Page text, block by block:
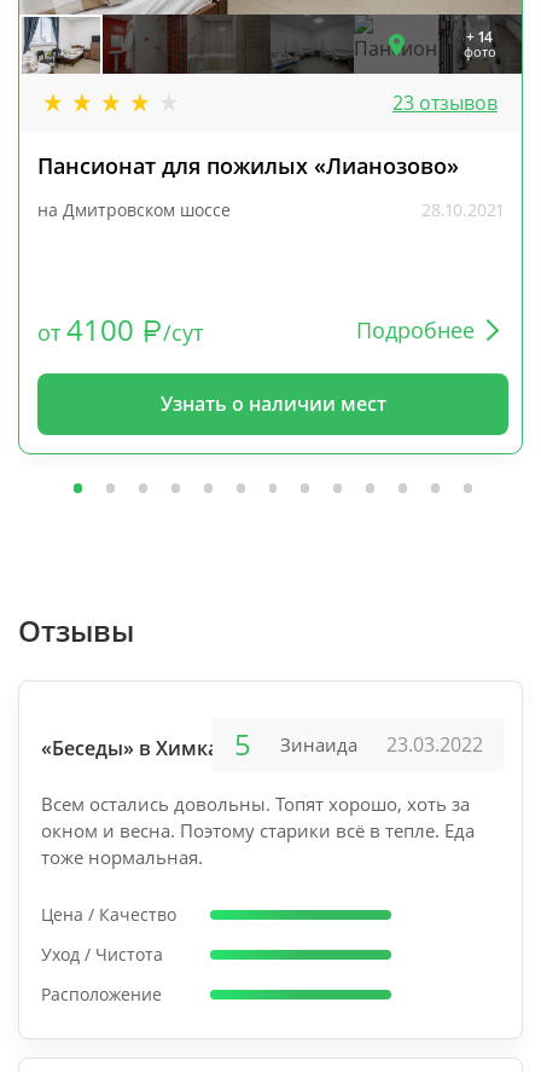
+ 14
фото
23 отзывов
Пансионат для пожилых «Лианозово»
на Дмитровском шоссе 28.10.2021
от 4100 /сут Подробнее
Узнать о наличии мест
Отзывы
«Беседы» в Химках 5 Зинаида 23.03.2022
Всем остались довольны. Топят хорошо, хоть за
окном и весна. Поэтому старики всё в тепле. Еда
тоже нормальная.
Цена / Качество
Уход / Чистота
Расположение